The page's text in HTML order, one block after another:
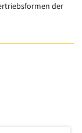
der